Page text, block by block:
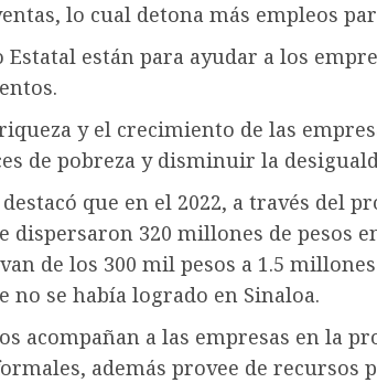
lo cual detona más empleos
están para ayudar a los
y el crecimiento de las
de pobreza y disminuir la
que en el 2022, a través del
dispersaron 320 millones de pesos
de los 300 mil pesos a 1.5
no se había logrado en Sinaloa.
acompañan a las empresas en la
además provee de recursos